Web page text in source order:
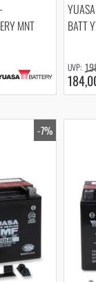
MNT
BATT
-7%